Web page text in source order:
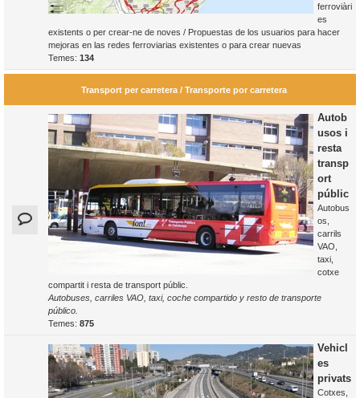
ferroviàri
es
existents o per crear-ne de noves / Propuestas de los usuarios para hacer
mejoras en las redes ferroviarias existentes o para crear nuevas
Temes: 134
Transport per carretera / Transporte por carretera
Autob
usos i
resta
transp
ort
públic
Autobus
os,
carrils
VAO,
taxi,
cotxe
compartit i resta de transport públic.
Autobuses, carriles VAO, taxi, coche compartido y resto de transporte
público.
Temes: 875
Vehicl
es
privats
Cotxes,